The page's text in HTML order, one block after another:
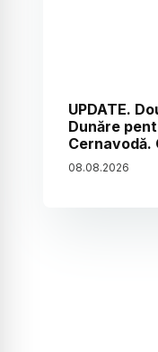
UPDATE.
Dunăre
Cernavodă.
08.08.2026